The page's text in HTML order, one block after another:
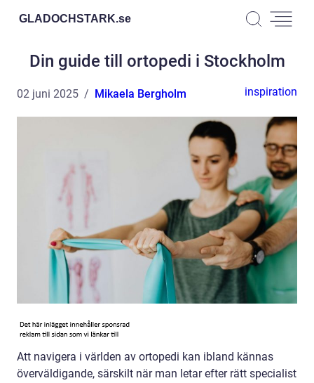
GLADOCHSTARK.se
Din guide till ortopedi i Stockholm
02 juni 2025 Mikaela Bergholm inspiration
Att navigera i världen av ortopedi kan ibland kännas
överväldigande, särskilt när man letar efter rätt specialist